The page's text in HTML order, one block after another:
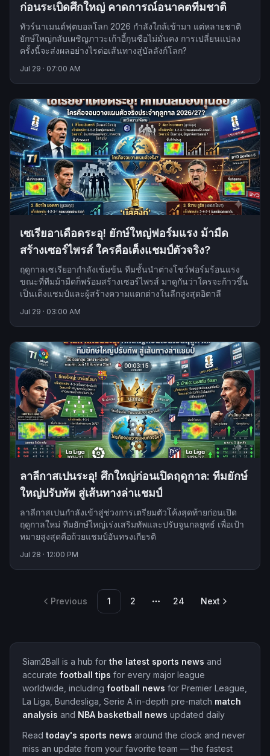
ก่อนระเบิดศึกใหญ่ คาดการณ์อนาคตทีมชาติ
ทัวร์นาเมนต์ฟุตบอลโลก 2026 กำลังใกล้เข้ามา แต่หลายชาติ
ยักษ์ใหญ่กลับเผชิญภาวะเก้าอี้กุนซือไม่มั่นคง การเปลี่ยนแปลง
ครั้งนี้จะส่งผลอย่างไรต่อเส้นทางสู่บัลลังก์โลก?
Jul 29 · 07:00 AM
เซเรียอาเดือดระอุ! ยักษ์ใหญ่ฟอร์มแรง ม้ามืด
สร้างเซอร์ไพรส์ ใครคือเต็งแชมป์ตัวจริง?
ฤดูกาลเซเรียอากำลังเข้มข้น ทีมชั้นนำต่างโชว์ฟอร์มร้อนแรง
ขณะที่ทีมม้ามืดก็พร้อมสร้างเซอร์ไพรส์ มาดูกันว่าใครจะก้าวขึ้น
เป็นเต็งแชมป์และผู้สร้างความแตกต่างในลีกสูงสุดอิตาลี
Jul 29 · 03:00 AM
ลาลีกาสเปนระอุ! ศึกใหญ่ก่อนเปิดฤดูกาล: ทีมยักษ์
ใหญ่ปรับทัพ สู่เส้นทางล่าแชมป์
ลาลีกาสเปนกำลังเข้าสู่ช่วงการเตรียมตัวโค้งสุดท้ายก่อนเปิด
ฤดูกาลใหม่ ทีมยักษ์ใหญ่เร่งเสริมทัพและปรับจูนกลยุทธ์ เพื่อเป้า
หมายสูงสุดคือถ้วยแชมป์อันทรงเกียรติ
Jul 28 · 12:00 PM
Previous 1 2
More pages
24 Next
Siam2Ball is a hub for the latest sports news and
accurate football tips for every major league
worldwide, including football news for Premier League,
La Liga, Bundesliga, Serie A in-depth pre-match match
analysis and NBA basketball news updated daily
Read today's sports news around the clock and never
miss an update from your favorite team — the fastest